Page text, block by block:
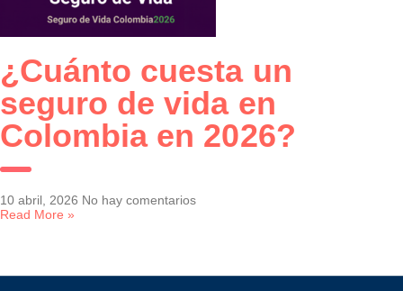
¿Cuánto cuesta un
seguro de vida en
Colombia en 2026?
10 abril, 2026 No hay comentarios
Read More »